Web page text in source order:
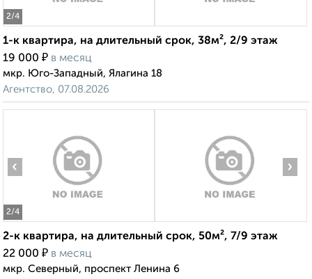
2/4
1-к квартира, на длительный срок, 38м², 2/9 этаж
19 000 ₽ в месяц
мкр. Юго-Западный, Ялагина 18
Агентство, 07.08.2026
2/4
‹ ›
2-к квартира, на длительный срок, 50м², 7/9 этаж
22 000 ₽ в месяц
мкр. Северный, проспект Ленина 6